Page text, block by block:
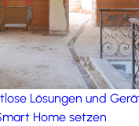
Lösungen und
Home setzen